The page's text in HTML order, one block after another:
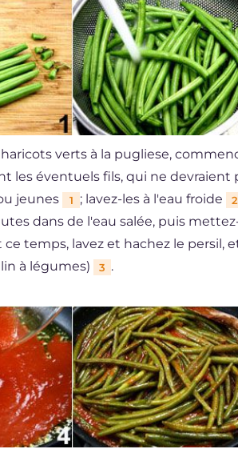
verts à la pugliese,
les éventuels fils, qui ne devraient
jeunes
1 ; lavez-les à l'eau froide 2
dans de l'eau salée, puis
ce temps, lavez et hachez le persil,
à légumes)
3 .